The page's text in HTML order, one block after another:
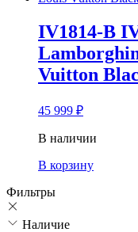
IV1814-B
Vuitton
45 999 ₽
В наличии
В корзину
Фильтры
Наличие